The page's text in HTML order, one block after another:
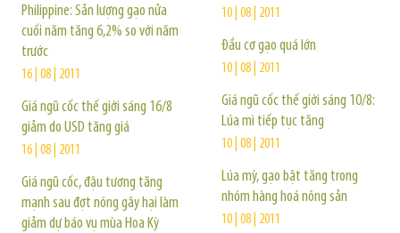
Philippine: Sản lượng gạo nửa
cuối năm tăng 6,2% so với năm
trước
16 | 08 | 2011
Giá ngũ cốc thế giới sáng 16/8
giảm do USD tăng giá
16 | 08 | 2011
Giá ngũ cốc, đậu tương tăng
mạnh sau đợt nóng gây hại làm
giảm dự báo vụ mùa Hoa Kỳ
10 | 08 | 2011
Đầu cơ gạo quá lớn
10 | 08 | 2011
Giá ngũ cốc thế giới sáng 10/8:
Lúa mì tiếp tục tăng
10 | 08 | 2011
Lúa mỳ, gạo bật tăng trong
nhóm hàng hoá nông sản
10 | 08 | 2011